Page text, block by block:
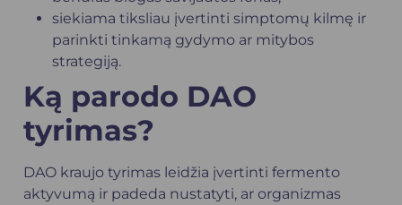
siekiama tiksliau įvertinti simptomų kilmę ir
parinkti tinkamą gydymo ar mitybos
strategiją.
Ką parodo DAO
tyrimas?
DAO kraujo tyrimas leidžia įvertinti fermento
aktyvumą ir padeda nustatyti, ar organizmas